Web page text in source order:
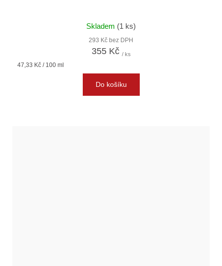
Skladem (1 ks)
293 Kč bez DPH
355 Kč / ks
Měrná
47,33 Kč / 100 ml
Do košíku